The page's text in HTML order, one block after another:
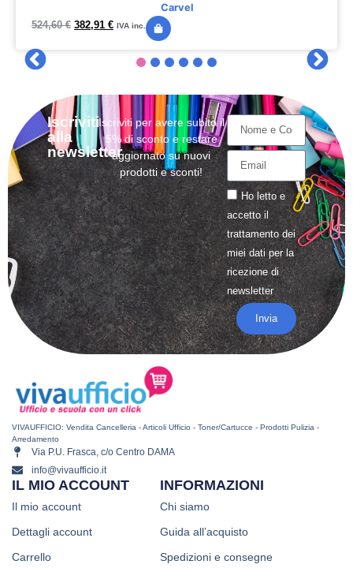
Carvel
524,60€ 382,91 € IVA inc.
Iscriviti
alla
newsletter
Iscriviti per avere subito il
5% di sconto e restare
aggiornato su nuovi
prodotti e sconti!
Ho letto e
accetto il
trattamentodei
miei dati per la
ricezione di
newsletter
Invia
VIVAUFFICIO: Vendita Cancelleria - Articoli Ufficio - Toner/Cartucce - Prodotti Pulizia -
Arredamento
Via P.U. Frasca, c/o Centro DAMA
info@vivaufficio.it
INFORMAZIONI
Chi siamo
Guida all’acquisto
Spedizioni e consegne
IL MIO ACCOUNT
Il mio account
Dettagli account
Carrello